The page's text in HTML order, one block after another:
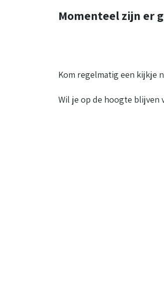
Momenteel zijn er
Kom regelmatig een kijkje
Wil je op de hoogte blijven